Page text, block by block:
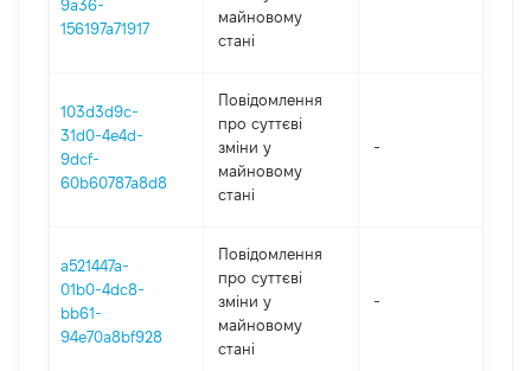
9a36-
156197a71917
майновому
стані
103d3d9c-
31d0-4e4d-
9dcf-
60b60787a8d8
Повідомлення
про суттєві
зміни y
майновому
стані
-
a521447a-
01b0-4dc8-
bb61-
94e70a8bf928
Повідомлення
про суттєві
зміни y
майновому
стані
-